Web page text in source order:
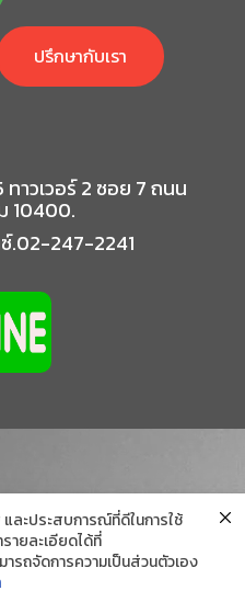
ปรึกษากับเรา
าวเวอร์ 2 ซอย 7 ถนน
10400.
.02-247-2241
ละประสบการณ์ที่ดีในการใช้
ายละเอียดได้ที่
ารถจัดการความเป็นส่วนตัวเอง